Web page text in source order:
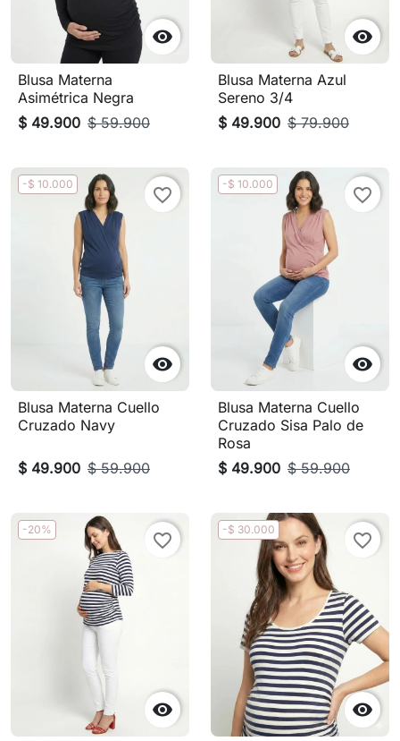

Blusa Materna
Asimétrica Negra
$ 49.900 $ 59.900

Blusa Materna Azul
Sereno 3/4
$ 49.900 $ 79.900
-$ 10.000

favorite_border
Blusa Materna Cuello
Cruzado Navy
$ 49.900 $ 59.900
-$ 10.000

favorite_border
Blusa Materna Cuello
Cruzado Sisa Palo de
Rosa
$ 49.900 $ 59.900
-20%

favorite_border
-$ 30.000

favorite_border